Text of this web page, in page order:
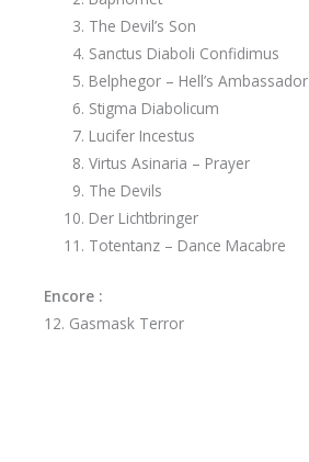
The Devil’s Son
Sanctus Diaboli Confidimus
Belphegor – Hell’s Ambassador
Stigma Diabolicum
Lucifer Incestus
Virtus Asinaria – Prayer
The Devils
Der Lichtbringer
Totentanz – Dance Macabre
Encore :
12. Gasmask Terror